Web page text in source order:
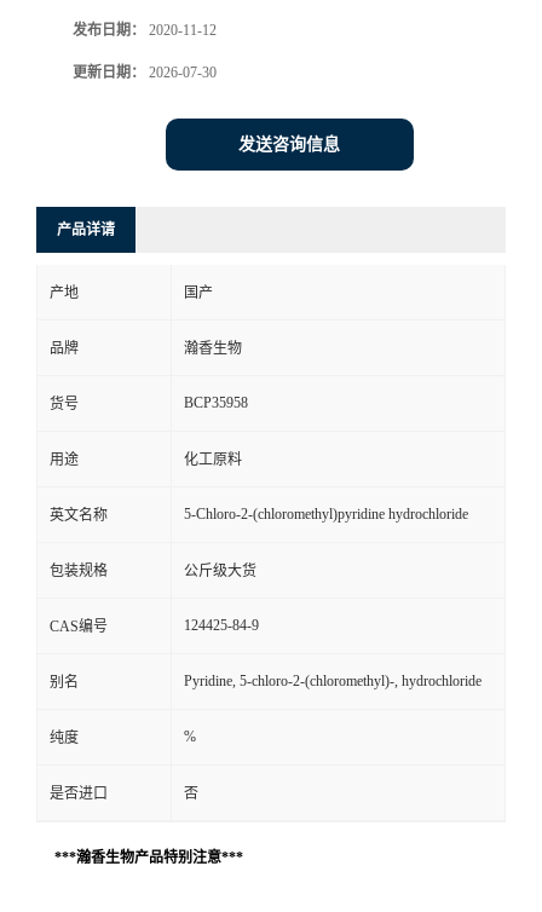
发布日期： 2020-11-12
更新日期： 2026-07-30
发送咨询信息
产品详请
产地 国产
品牌 瀚香生物
货号 BCP35958
用途 化工原料
英文名称 5-Chloro-2-(chloromethyl)pyridine hydrochloride
包装规格 公斤级大货
CAS编号 124425-84-9
别名 Pyridine, 5-chloro-2-(chloromethyl)-, hydrochloride
纯度 %
是否进口 否
***瀚香生物产品特别注意***